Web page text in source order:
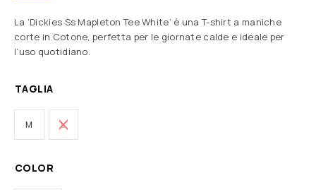
La ‘Dickies Ss Mapleton Tee White’ è una T-shirt a maniche
corte in Cotone, perfetta per le giornate calde e ideale per
l’uso quotidiano.
TAGLIA
M L
COLOR